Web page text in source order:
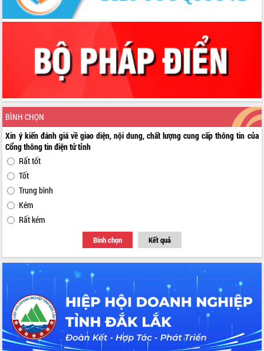
BÌNH CHỌN
Xin ý kiến đánh giá về giao diện, nội dung, chất lượng cung cấp thông tin của
Cổng thông tin điện tử tỉnh
Rất tốt
Tốt
Trung bình
Kém
Rất kém
Bình chọn Kết quả